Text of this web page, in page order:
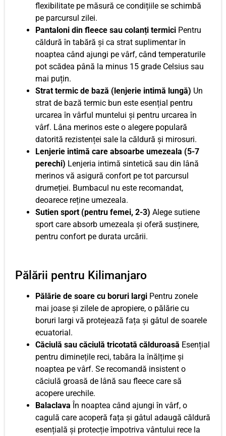
flexibilitate pe măsură ce condițiile se schimbă
pe parcursul zilei.
Pantaloni din fleece sau colanți termici Pentru
căldură în tabără și ca strat suplimentar în
noaptea când ajungi pe vârf, când temperaturile
pot scădea până la minus 15 grade Celsius sau
mai puțin.
Strat termic de bază (lenjerie intimă lungă) Un
strat de bază termic bun este esențial pentru
urcarea în vârful muntelui și pentru urcarea în
vârf. Lâna merinos este o alegere populară
datorită rezistenței sale la căldură și mirosuri.
Lenjerie intimă care absoarbe umezeala (5-7
perechi) Lenjeria intimă sintetică sau din lână
merinos vă asigură confort pe tot parcursul
drumeției. Bumbacul nu este recomandat,
deoarece reține umezeala.
Sutien sport (pentru femei, 2-3) Alege sutiene
sport care absorb umezeala și oferă susținere,
pentru confort pe durata urcării.
Pălării pentru Kilimanjaro
Pălărie de soare cu boruri largi Pentru zonele
mai joase și zilele de apropiere, o pălărie cu
boruri largi vă protejează fața și gâtul de soarele
ecuatorial.
Căciulă sau căciulă tricotată călduroasă Esențial
pentru diminețile reci, tabăra la înălțime și
noaptea pe vârf. Se recomandă insistent o
căciulă groasă de lână sau fleece care să
acopere urechile.
Balaclava În noaptea când ajungi în vârf, o
cagulă care acoperă fața și gâtul adaugă căldură
esențială și protecție împotriva vântului rece la